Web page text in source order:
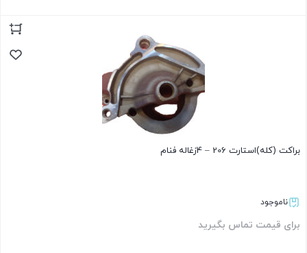
براکت (کله)استارت 206 – 4زغاله فنام
ناموجود
برای قیمت تماس بگیرید